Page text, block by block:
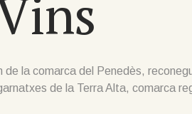
la comarca del Penedès,
de la Terra Alta, comarca